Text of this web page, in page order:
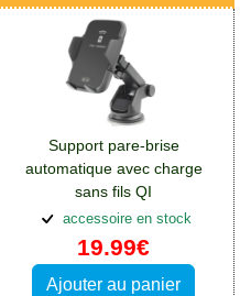
Support pare-brise
automatique avec charge
sans fils QI
Forcell:Accessoires Xiaomi 14
Ultra
accessoire en stock
19.99€
Ajouter au panier